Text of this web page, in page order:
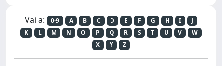
Vai a: 0-9 A B C D E F G H I
J
K
L M N O P Q R S T U V
W
X
Y Z